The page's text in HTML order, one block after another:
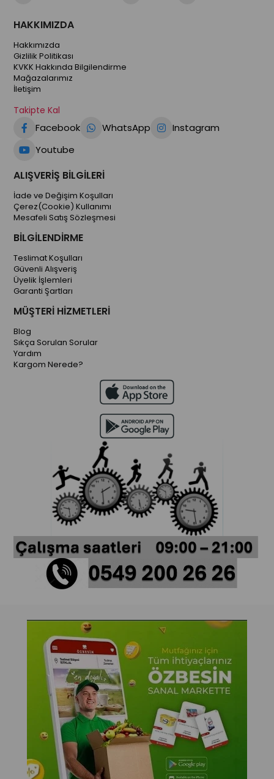
HAKKIMIZDA
Hakkımızda
Gizlilik Politikası
KVKK Hakkında Bilgilendirme
Mağazalarımız
İletişim
Takipte Kal
Facebook WhatsApp
Instagram
Youtube
ALIŞVERİŞ BİLGİLERİ
İade ve Değişim Koşulları
Çerez(Cookie) Kullanımı
Mesafeli Satış Sözleşmesi
BİLGİLENDİRME
Teslimat Koşulları
Güvenli Alışveriş
Üyelik İşlemleri
Garanti Şartları
MÜŞTERİ HİZMETLERİ
Blog
Sıkça Sorulan Sorular
Yardım
Kargom Nerede?